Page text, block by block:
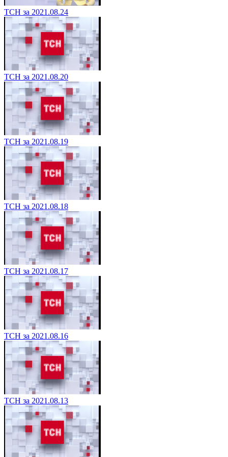
ТСН за 2021.08.24
ТСН за 2021.08.20
ТСН за 2021.08.19
ТСН за 2021.08.18
ТСН за 2021.08.17
ТСН за 2021.08.16
ТСН за 2021.08.13